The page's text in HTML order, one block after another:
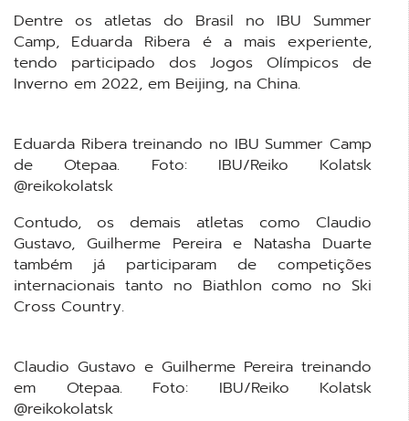
Dentre os atletas do Brasil no IBU Summer
Camp, Eduarda Ribera é a mais experiente,
tendo participado dos Jogos Olímpicos de
Inverno em 2022, em Beijing, na China.
Eduarda Ribera treinando no IBU Summer Camp
de Otepaa. Foto: IBU/Reiko Kolatsk
@reikokolatsk
Contudo, os demais atletas como Claudio
Gustavo, Guilherme Pereira e Natasha Duarte
também já participaram de competições
internacionais tanto no Biathlon como no Ski
Cross Country.
Claudio Gustavo e Guilherme Pereira treinando
em Otepaa. Foto: IBU/Reiko Kolatsk
@reikokolatsk